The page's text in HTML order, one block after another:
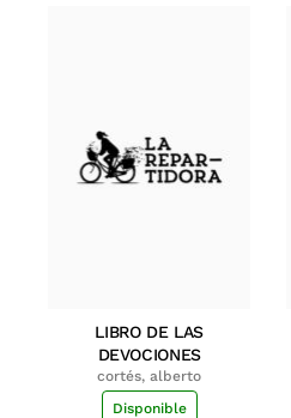
LIBRO DE LAS
DEVOCIONES
cortés, alberto
Disponible